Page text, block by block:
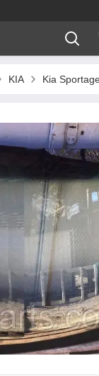
KIA Kia